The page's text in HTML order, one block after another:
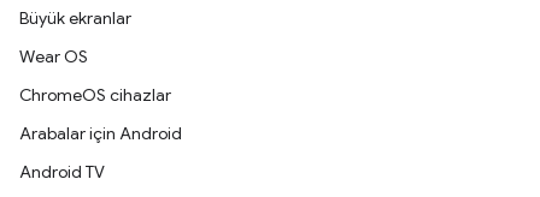
Büyük ekranlar
Wear OS
ChromeOS cihazlar
Arabalar için Android
Android TV